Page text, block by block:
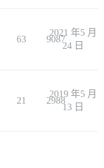
63 9087
2021 年5 月
24 日
21 2988
2019 年5 月
13 日